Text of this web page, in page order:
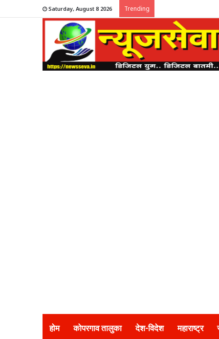
Saturday, August 8 2026 Trending
होम कोपरगाव तालुका देश-विदेश महाराष्ट्र